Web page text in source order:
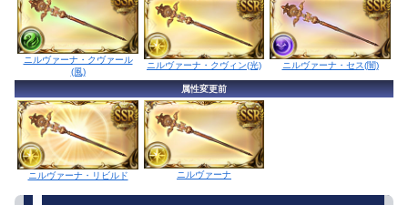
ニルヴァーナ・クヴァール
(風)
ニルヴァーナ・クヴィン(光) ニルヴァーナ・セス(闇)
属性変更前
ニルヴァーナ・リビルド ニルヴァーナ